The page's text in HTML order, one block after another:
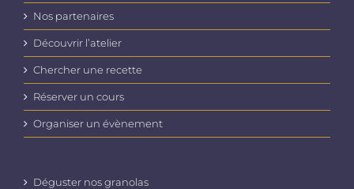
Nos partenaires
Découvrir l’atelier
Chercher une recette
Réserver un cours
Organiser un évènement
Déguster nos granolas